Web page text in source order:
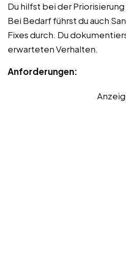
Du hilfst bei der
Bei Bedarf führst du auch
Fixes durch. Du
erwarteten Verhalten.
Anforderungen: